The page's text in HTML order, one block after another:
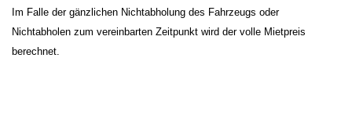
Im Falle der gänzlichen Nichtabholung des Fahrzeugs oder
Nichtabholen zum vereinbarten Zeitpunkt wird der volle Mietpreis
berechnet.